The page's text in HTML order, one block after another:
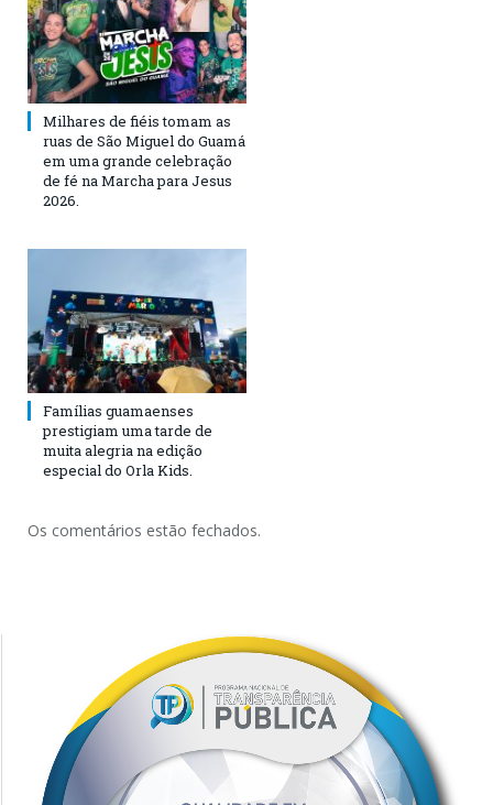
Milhares de fiéis tomam as
ruas de São Miguel do Guamá
em uma grande celebração
de fé na Marcha para Jesus
2026.
Famílias guamaenses
prestigiam uma tarde de
muita alegria na edição
especial do Orla Kids.
Os comentários estão fechados.